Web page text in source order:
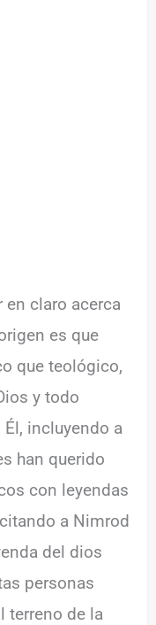
en claro acerca
es que
que teológico,
y todo
incluyendo a
han querido
con leyendas
a Nimrod
del dios
personas
terreno de la